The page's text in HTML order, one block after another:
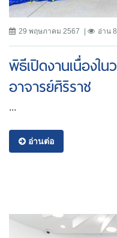
29 พฤษภาคม 2567 อ่าน
พิธีเปิดงานเนื่องใ
อาจารย์ศิริราช
...
อ่านต่อ